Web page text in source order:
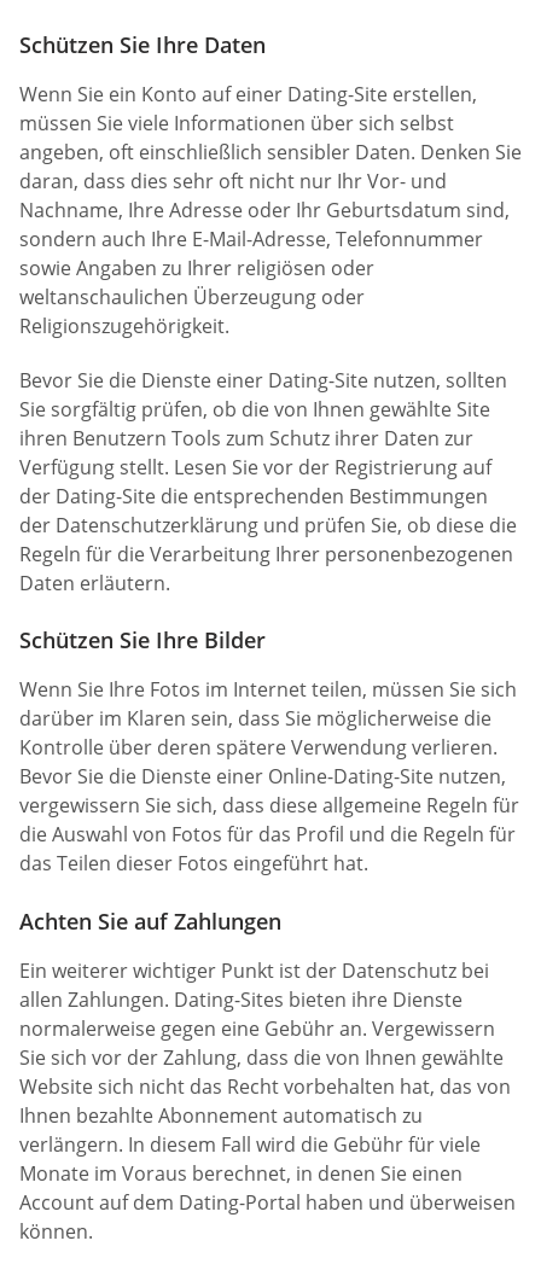
Schützen Sie Ihre Daten
Wenn Sie ein Konto auf einer Dating-Site erstellen,
müssen Sie viele Informationen über sich selbst
angeben, oft einschließlich sensibler Daten. Denken Sie
daran, dass dies sehr oft nicht nur Ihr Vor- und
Nachname, Ihre Adresse oder Ihr Geburtsdatum sind,
sondern auch Ihre E-Mail-Adresse, Telefonnummer
sowie Angaben zu Ihrer religiösen oder
weltanschaulichen Überzeugung oder
Religionszugehörigkeit.
Bevor Sie die Dienste einer Dating-Site nutzen, sollten
Sie sorgfältig prüfen, ob die von Ihnen gewählte Site
ihren Benutzern Tools zum Schutz ihrer Daten zur
Verfügung stellt. Lesen Sie vor der Registrierung auf
der Dating-Site die entsprechenden Bestimmungen
der Datenschutzerklärung und prüfen Sie, ob diese die
Regeln für die Verarbeitung Ihrer personenbezogenen
Daten erläutern.
Schützen Sie Ihre Bilder
Wenn Sie Ihre Fotos im Internet teilen, müssen Sie sich
darüber im Klaren sein, dass Sie möglicherweise die
Kontrolle über deren spätere Verwendung verlieren.
Bevor Sie die Dienste einer Online-Dating-Site nutzen,
vergewissern Sie sich, dass diese allgemeine Regeln für
die Auswahl von Fotos für das Profil und die Regeln für
das Teilen dieser Fotos eingeführt hat.
Achten Sie auf Zahlungen
Ein weiterer wichtiger Punkt ist der Datenschutz bei
allen Zahlungen. Dating-Sites bieten ihre Dienste
normalerweise gegen eine Gebühr an. Vergewissern
Sie sich vor der Zahlung, dass die von Ihnen gewählte
Website sich nicht das Recht vorbehalten hat, das von
Ihnen bezahlte Abonnement automatisch zu
verlängern. In diesem Fall wird die Gebühr für viele
Monate im Voraus berechnet, in denen Sie einen
Account auf dem Dating-Portal haben und überweisen
können.